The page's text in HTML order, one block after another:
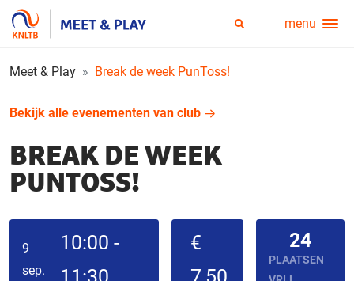
Service
menu
menu
Meet & Play Break de week PunToss!
Bekijk alle evenementen van club
BREAK DE WEEK
PUNTOSS!
9
sep.
10:00 -
€
24
PLAATSEN